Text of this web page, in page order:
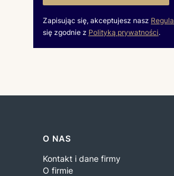
Zapisując się, akceptujesz nasz
się zgodnie z Polityką prywatności.
Linki w stopce
O NAS
Kontakt i dane firmy
O firmie